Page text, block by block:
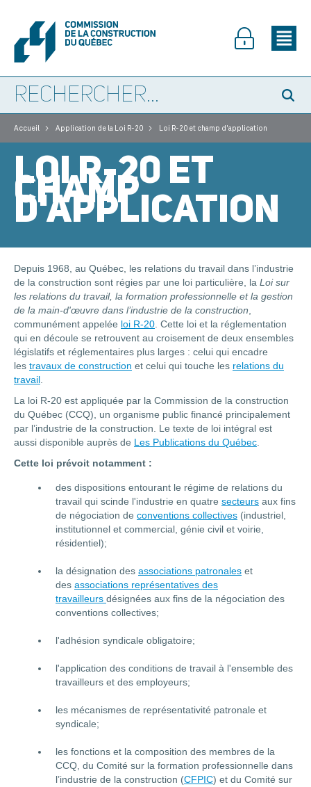
Accueil > Application de la Loi R-20 > Loi R-20 et champ d'application
LOI R-20 ET
CHAMP
D'APPLICATION
Depuis 1968, au Québec, les relations du travail dans l’industrie
de la construction sont régies par une loi particulière, la Loi sur
les relations du travail, la formation professionnelle et la gestion
de la main-d'œuvre dans l’industrie de la construction
communément appelée loi R-20 . Cette loi et la réglementation
qui en découle se retrouvent au croisement de deux ensembles
législatifs et réglementaires plus larges : celui qui encadre
les travaux de construction et celui qui touche les relations du
travail
La loi R-20 est appliquée par la Commission de la construction
du Québec (CCQ), un organisme public financé principalement
par l’industrie de la construction. Le texte de loi intégral est
aussi disponible auprès de Les Publications du Québec
Cette loi prévoit notamment :
des dispositions entourant le régime de relations du
travail qui scinde l'industrie en quatre secteurs aux fins
de négociation de conventions collectives (industriel,
institutionnel et commercial, génie civil et voirie,
résidentiel);
la désignation des associations patronales et
des associations représentatives des
travailleurs désignées aux fins de la négociation des
conventions collectives;
l'adhésion syndicale obligatoire;
l'application des conditions de travail à l'ensemble des
travailleurs et des employeurs;
les mécanismes de représentativité patronale et
syndicale;
les fonctions et la composition des membres de la
CCQ, du Comité sur la formation professionnelle dans
l’industrie de la construction (CFPIC) et du Comité sur